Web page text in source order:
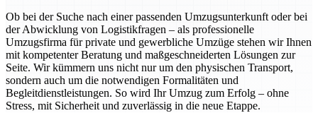
Ob bei der Suche nach einer passenden Umzugsunterkunft oder bei
der Abwicklung von Logistikfragen – als professionelle
Umzugsfirma für private und gewerbliche Umzüge stehen wir Ihnen
mit kompetenter Beratung und maßgeschneiderten Lösungen zur
Seite. Wir kümmern uns nicht nur um den physischen Transport,
sondern auch um die notwendigen Formalitäten und
Begleitdienstleistungen. So wird Ihr Umzug zum Erfolg – ohne
Stress, mit Sicherheit und zuverlässig in die neue Etappe.